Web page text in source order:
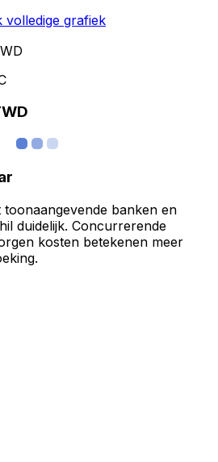
volledige grafiek
toonaangevende banken en
duidelijk. Concurrerende
kosten betekenen meer